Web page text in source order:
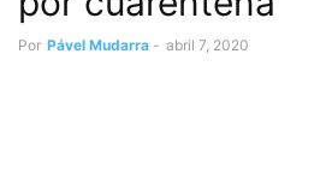
Por Pável Mudarra - abril 7, 2020